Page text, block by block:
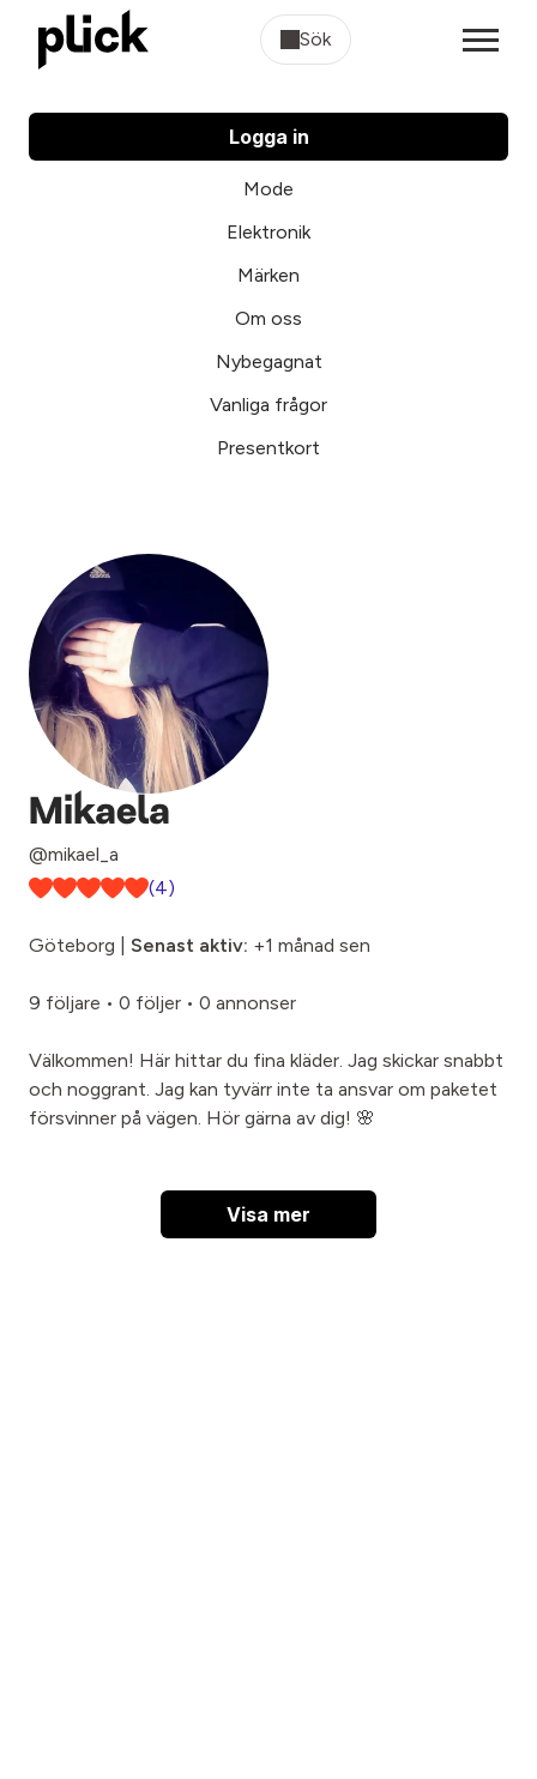
Sök
Logga in
Mode
Elektronik
Märken
Om oss
Nybegagnat
Vanliga frågor
Presentkort
Mikaela
@mikael_a
(4)
Göteborg | Senast aktiv: +1 månad sen
9 följare • 0 följer • 0 annonser
Välkommen! Här hittar du fina kläder. Jag skickar snabbt
och noggrant. Jag kan tyvärr inte ta ansvar om paketet
försvinner på vägen. Hör gärna av dig! 🌸
Visa mer